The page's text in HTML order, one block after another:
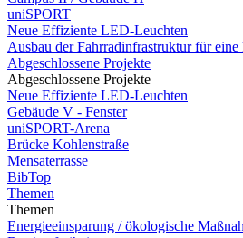
uniSPORT
Neue Effiziente LED-Leuchten
Ausbau der Fahrradinfrastruktur für
Abgeschlossene Projekte
Abgeschlossene Projekte
Neue Effiziente LED-Leuchten
Gebäude V - Fenster
uniSPORT-Arena
Brücke Kohlenstraße
Mensaterrasse
BibTop
Themen
Themen
Energieeinsparung / ökologische